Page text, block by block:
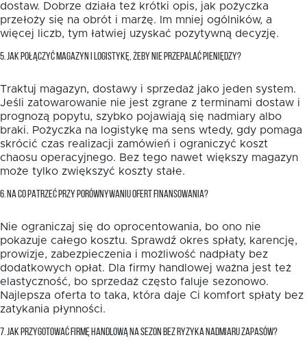
dostaw. Dobrze działa też krótki opis, jak pożyczka
przełoży się na obrót i marżę. Im mniej ogólników, a
więcej liczb, tym łatwiej uzyskać pozytywną decyzję.
5. JAK POŁĄCZYĆ MAGAZYN I LOGISTYKĘ, ŻEBY NIE PRZEPALAĆ PIENIĘDZY?
Traktuj magazyn, dostawy i sprzedaż jako jeden system.
Jeśli zatowarowanie nie jest zgrane z terminami dostaw i
prognozą popytu, szybko pojawiają się nadmiary albo
braki. Pożyczka na logistykę ma sens wtedy, gdy pomaga
skrócić czas realizacji zamówień i ograniczyć koszt
chaosu operacyjnego. Bez tego nawet większy magazyn
może tylko zwiększyć koszty stałe.
6. NA CO PATRZEĆ PRZY PORÓWNYWANIU OFERT FINANSOWANIA?
Nie ograniczaj się do oprocentowania, bo ono nie
pokazuje całego kosztu. Sprawdź okres spłaty, karencję,
prowizje, zabezpieczenia i możliwość nadpłaty bez
dodatkowych opłat. Dla firmy handlowej ważna jest też
elastyczność, bo sprzedaż często faluje sezonowo.
Najlepsza oferta to taka, która daje Ci komfort spłaty bez
zatykania płynności.
7. JAK PRZYGOTOWAĆ FIRMĘ HANDLOWĄ NA SEZON BEZ RYZYKA NADMIARU ZAPASÓW?